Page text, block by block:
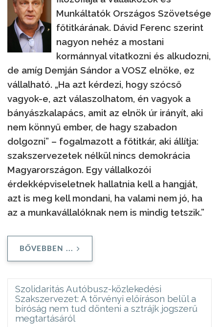
Munkáltatók Országos Szövetsége
főtitkárának. Dávid Ferenc szerint
nagyon nehéz a mostani
kormánnyal vitatkozni és alkudozni,
de amíg Demján Sándor a VOSZ elnöke, ez
vállalható. „Ha azt kérdezi, hogy szócső
vagyok-e, azt válaszolhatom, én vagyok a
bányászkalapács, amit az elnök úr irányít, aki
nem könnyű ember, de hagy szabadon
dolgozni” – fogalmazott a főtitkár, aki állítja:
szakszervezetek nélkül nincs demokrácia
Magyarországon. Egy vállalkozói
érdekképviseletnek hallatnia kell a hangját,
azt is meg kell mondani, ha valami nem jó, ha
az a munkavállalóknak nem is mindig tetszik.”
BŐVEBBEN ...
Szolidaritás Autóbusz-közlekedési
Szakszervezet: A törvényi előíráson belül a
bíróság nem tud dönteni a sztrájk jogszerű
megtartásáról